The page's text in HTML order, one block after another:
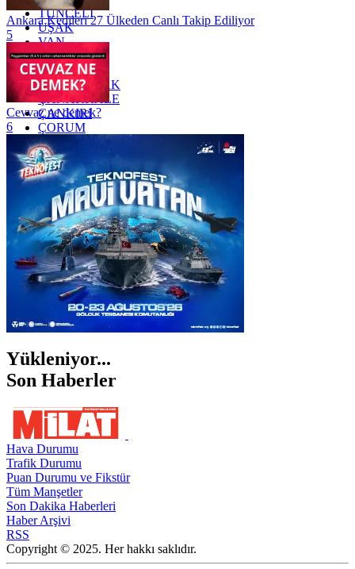
TUNCELİ
UŞAK
VAN
YALOVA
YOZGAT
ZONGULDAK
ÇANAKKALE
ÇANKIRI
ÇORUM
İSTANBUL
İZMİR
ŞANLIURFA
ŞIRNAK
Ankara Kedileri 27 Ülkeden Canlı Takip Ediliyor
5
Cevvaz ne demek?
6
Yükleniyor...
Son Haberler
Hava Durumu
Trafik Durumu
Puan Durumu ve Fikstür
Tüm Manşetler
Son Dakika Haberleri
Haber Arşivi
RSS
Copyright © 2025. Her hakkı saklıdır.